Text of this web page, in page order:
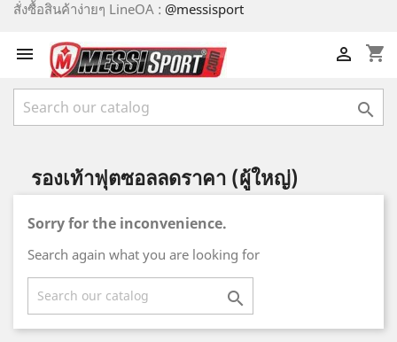
สั่งซื้อสินค้าง่ายๆ LineOA : @messisport
 shopping_cart


รองเท้าฟุตซอลลดราคา (ผู้ใหญ่)
Sorry for the inconvenience.
Search again what you are looking for
